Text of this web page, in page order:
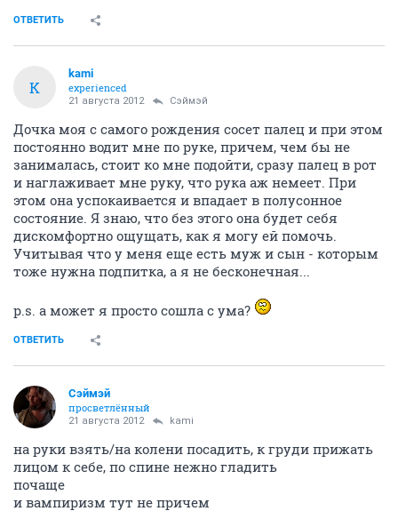
ОТВЕТИТЬ
K
kami
experienced
21 августа 2012 Сэймэй
Дочка моя с самого рождения сосет палец и при этом
постоянно водит мне по руке, причем, чем бы не
занималась, стоит ко мне подойти, сразу палец в рот
и наглаживает мне руку, что рука аж немеет. При
этом она успокаивается и впадает в полусонное
состояние. Я знаю, что без этого она будет себя
дискомфортно ощущать, как я могу ей помочь.
Учитывая что у меня еще есть муж и сын - которым
тоже нужна подпитка, а я не бесконечная...
р.s. а может я просто сошла с ума?
ОТВЕТИТЬ
Сэймэй
просветлённый
21 августа 2012 kami
на руки взять/на колени посадить, к груди прижать
лицом к себе, по спине нежно гладить
почаще
и вампиризм тут не причем